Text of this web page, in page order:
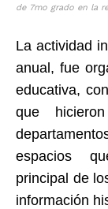
de 7mo grado en la
La actividad
anual, fue
educativa,
que
espacios
principal de
información